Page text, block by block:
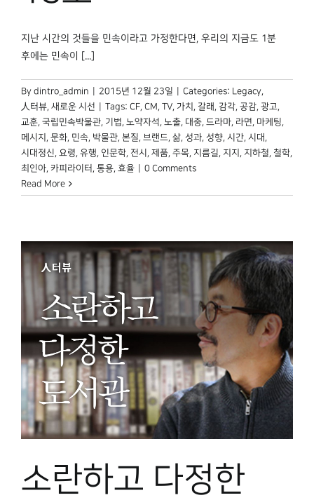
지난 시간의 것들을 민속이라고 가정한다면, 우리의 지금도 1분
후에는 민속이 [...]
By dintro_admin 2015년 12월 23일 Categories: Legacy
人터뷰 새로운 시선 Tags: CF CM TV 가치 갈래 감각 공감 광고
교훈 국립민속박물관 기법 노약자석 노출 대중 드라마 라면 마케팅
메시지
문화 민속 박물관 본질 브랜드 삶 성과 성향 시간 시대
시대정신
요령 유행 인문학 전시 제품 주목 지름길 지지 지하철 철학
최인아 카피라이터 통용 효율
0 Comments
Read More
소란하고 다정한